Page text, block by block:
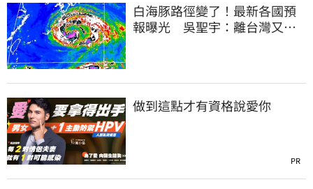
白海豚路徑變了！最新各國預
報曝光 吳聖宇：離台灣又更
做到這點才有資格說愛你
PR